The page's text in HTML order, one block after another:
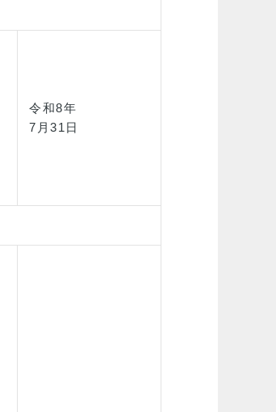
令和8年
7月31日